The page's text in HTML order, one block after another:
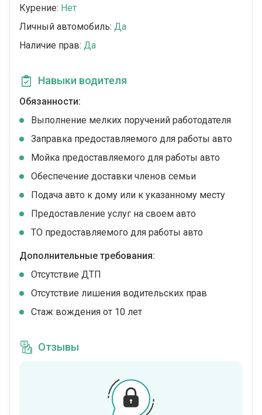
Курение: Нет
Личный автомобиль: Да
Наличие прав: Да
Навыки водителя
Обязанности:
Выполнение мелких поручений работодателя
Заправка предоставляемого для работы авто
Мойка предоставляемого для работы авто
Обеспечение доставки членов семьи
Подача авто к дому или к указанному месту
Предоставление услуг на своем авто
ТО предоставляемого для работы авто
Дополнительные требования:
Отсутствие ДТП
Отсутствие лишения водительских прав
Стаж вождения от 10 лет
Отзывы